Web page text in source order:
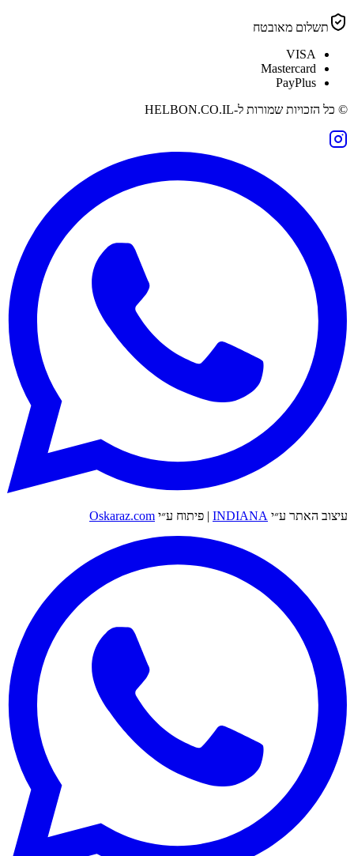
תשלום מאובטח
VISA
Mastercard
PayPlus
© כל הזכויות שמורות ל-HELBON.CO.IL
עיצוב האתר ע״י INDIANA
| פיתוח ע״י Oskaraz.com